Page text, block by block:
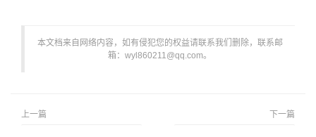
本文档来自网络内容，如有侵犯您的权益请联系我们删除，联系邮
箱：wyl860211@qq.com。
上一篇 下一篇